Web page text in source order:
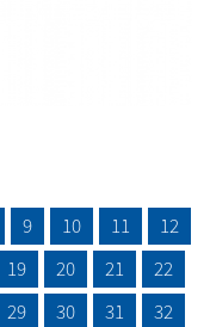
9 10 11
12
19 20 21
22
29 30 31
32